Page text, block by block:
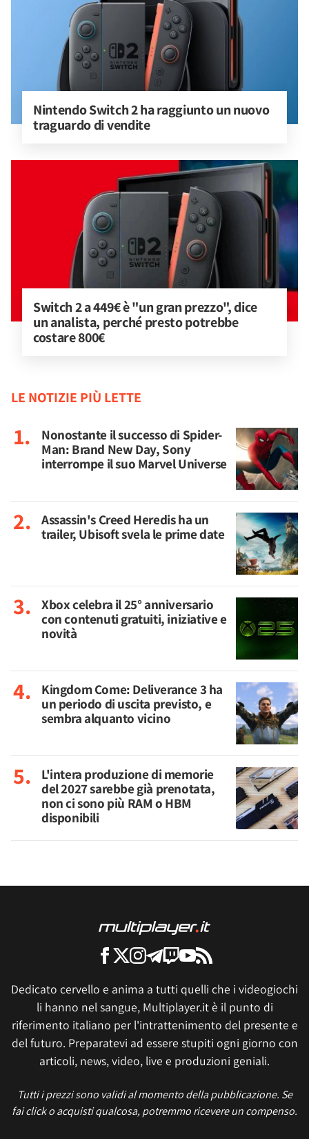
Nintendo Switch 2 ha raggiunto un nuovo
traguardo di vendite
Switch 2 a 449€ è "un gran prezzo", dice
un analista, perché presto potrebbe
costare 800€
LE NOTIZIE PIÙ LETTE
Nonostante il successo di Spider-
Man: Brand New Day, Sony
interrompe il suo Marvel Universe
Assassin's Creed Heredis ha un
trailer, Ubisoft svela le prime date
Xbox celebra il 25° anniversario
con contenuti gratuiti, iniziative e
novità
Kingdom Come: Deliverance 3 ha
un periodo di uscita previsto, e
sembra alquanto vicino
L'intera produzione di memorie
del 2027 sarebbe già prenotata,
non ci sono più RAM o HBM
disponibili
Dedicato cervello e anima a tutti quelli che i videogiochi
li hanno nel sangue, Multiplayer.it è il punto di
riferimento italiano per l'intrattenimento del presente e
del futuro. Preparatevi ad essere stupiti ogni giorno con
articoli, news, video, live e produzioni geniali.
Tutti i prezzi sono validi al momento della pubblicazione. Se
fai click o acquisti qualcosa, potremmo ricevere un compenso.